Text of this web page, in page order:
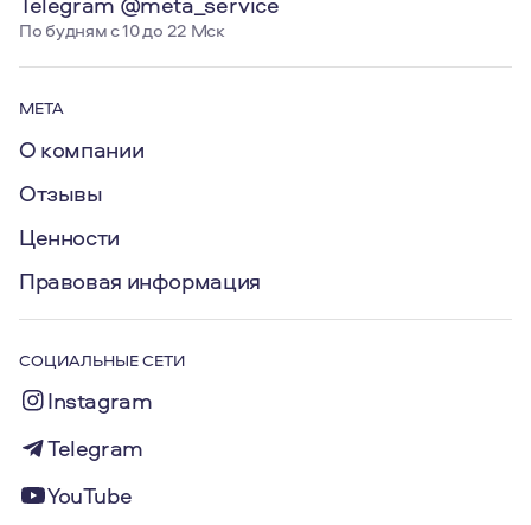
По будням с 10 до 22 Мск
МЕТА
О компании
Отзывы
Ценности
Правовая информация
СОЦИАЛЬНЫЕ СЕТИ
Instagram
Telegram
YouTube